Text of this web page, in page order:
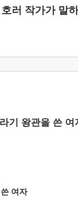
러 작가가 말
기 왕관을 쓴 여
여자